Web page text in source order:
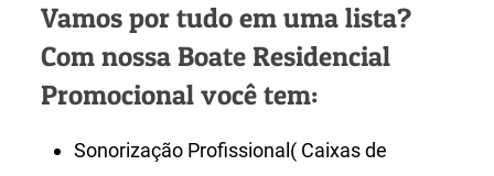
Vamos por tudo em uma lista?
Com nossa Boate Residencial
Promocional você tem:
Sonorização Profissional( Caixas de